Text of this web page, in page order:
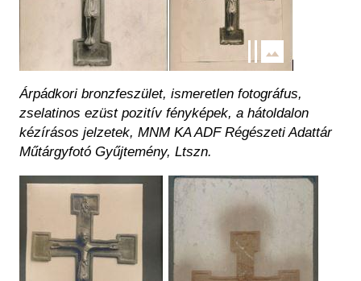
Árpádkori bronzfeszület, ismeretlen fotográfus,
zselatinos ezüst pozitív fényképek, a hátoldalon
kézírásos jelzetek, MNM KA ADF Régészeti Adattár
Műtárgyfotó Gyűjtemény, Ltszn.
Kép